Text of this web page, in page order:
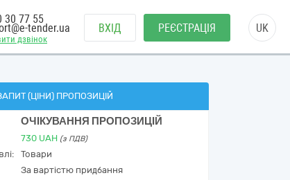
дзвінок
30 77 55
tender.ua ВХІД РЕЄСТРАЦІЯ UK
(ЦІНИ) ПРОПОЗИЦІЙ
ОЧІКУВАННЯ ПРОПОЗИЦІЙ
730 UAH (з ПДВ)
Товари
За вартістю придбання